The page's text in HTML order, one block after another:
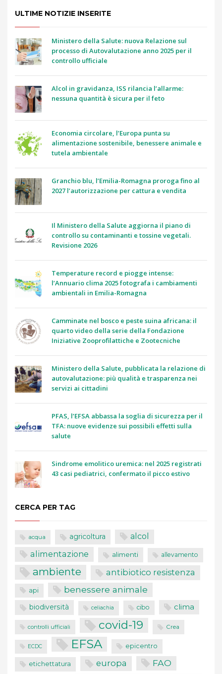
ULTIME NOTIZIE INSERITE
Ministero della Salute: nuova Relazione sul
processo di Autovalutazione anno 2025 per il
controllo ufficiale
Alcol in gravidanza, ISS rilancia l’allarme:
nessuna quantità è sicura per il feto
Economia circolare, l’Europa punta su
alimentazione sostenibile, benessere animale e
tutela ambientale
Granchio blu, l’Emilia-Romagna proroga fino al
2027 l’autorizzazione per cattura e vendita
Il Ministero della Salute aggiorna il piano di
controllo su contaminanti e tossine vegetali.
Revisione 2026
Temperature record e piogge intense:
l’Annuario clima 2025 fotografa i cambiamenti
ambientali in Emilia-Romagna
Camminate nel bosco e peste suina africana: il
quarto video della serie della Fondazione
Iniziative Zooprofilattiche e Zootecniche
Ministero della Salute, pubblicata la relazione di
autovalutazione: più qualità e trasparenza nei
servizi ai cittadini
PFAS, l’EFSA abbassa la soglia di sicurezza per il
TFA: nuove evidenze sui possibili effetti sulla
salute
Sindrome emolitico uremica: nel 2025 registrati
43 casi pediatrici, confermato il picco estivo
CERCA PER TAG
acqua agricoltura alcol
alimentazione alimenti allevamento
ambiente antibiotico resistenza
api benessere animale
biodiversità celiachia cibo clima
controlli ufficiali covid-19 Crea
ECDC EFSA epicentro
etichettatura europa FAO